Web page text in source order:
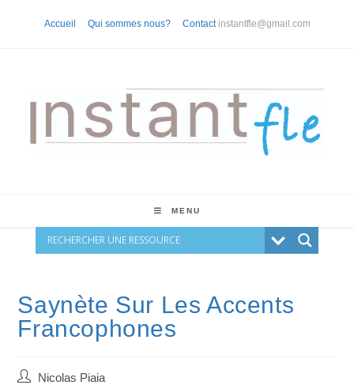
Accueil Qui sommes nous? Contact instantfle@gmail.com
MENU
Saynète Sur Les Accents
Francophones
Auteur/autrice
Nicolas Piaia